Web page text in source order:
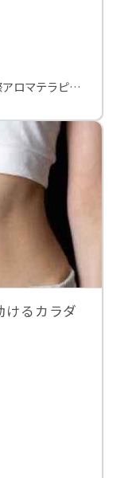
中山久美子(英国IFA認定国際アロマテラピスト）
けるカラダ